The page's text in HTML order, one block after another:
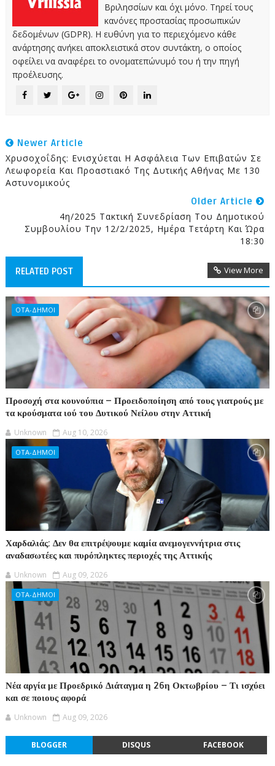
Βριλησσίων και όχι μόνο. Τηρεί τους
κανόνες προστασίας προσωπικών
δεδομένων (GDPR). Η ευθύνη για το περιεχόμενο κάθε
ανάρτησης ανήκει αποκλειστικά στον συντάκτη, ο οποίος
οφείλει να αναφέρει το ονοματεπώνυμό του ή την πηγή
προέλευσης.
Newer Article
Χρυσοχοΐδης: Ενισχύεται Η Ασφάλεια Των Επιβατών Σε
Λεωφορεία Και Προαστιακό Της Δυτικής Αθήνας Με 130
Αστυνομικούς
Older Article
4η/2025 Τακτική Συνεδρίαση Του Δημοτικού
Συμβουλίου Την 12/2/2025, Ημέρα Τετάρτη Και Ώρα
18:30
RELATED POST View More
ΟΤΑ-ΔΗΜΟΙ
Προσοχή στα κουνούπια – Προειδοποίηση από τους γιατρούς με
τα κρούσματα ιού του Δυτικού Νείλου στην Αττική
Unknown Aug 10, 2026
ΟΤΑ-ΔΗΜΟΙ
Χαρδαλιάς: Δεν θα επιτρέψουμε καμία ανεμογεννήτρια στις
αναδασωτέες και πυρόπληκτες περιοχές της Αττικής
Unknown Aug 09, 2026
ΟΤΑ-ΔΗΜΟΙ
Νέα αργία με Προεδρικό Διάταγμα η 26η Οκτωβρίου – Τι ισχύει
και σε ποιους αφορά
Unknown Aug 09, 2026
BLOGGER DISQUS FACEBOOK